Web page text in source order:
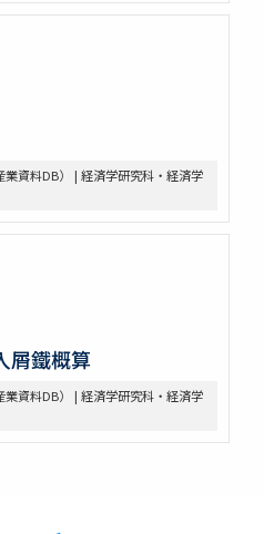
資料DB） | 経済学研究科・経済学
屑鐵概算
資料DB） | 経済学研究科・経済学